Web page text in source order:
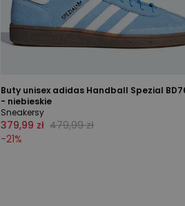
Buty unisex adidas Handball Spezial
- niebieskie
Sneakersy
379,99 zł 479,99 zł
-21%